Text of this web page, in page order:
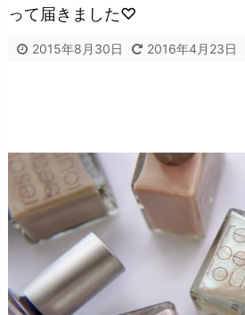
って届きました♡
2015年8月30日 2016年4月23日